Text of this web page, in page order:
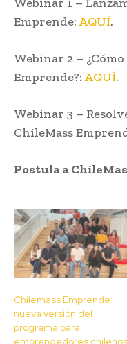
Emprende: AQUÍ.
Webinar 2 –
Emprende?: AQUÍ.
Webinar 3 –
ChileMass
Postula a
Chilemass Emprende:
nueva versión del
programa para